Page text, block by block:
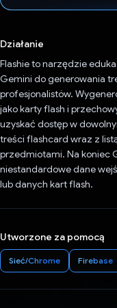
Działanie
Flashie to narzędzie
Gemini do generowania
profesjonalistów.
jako karty flash i
uzyskać dostęp w
treści flashcard wraz z
przedmiotami. Na koniec
niestandardowe dane
lub danych kart flash.
Utworzone za pomocą
Sieć/Chrome Firebase